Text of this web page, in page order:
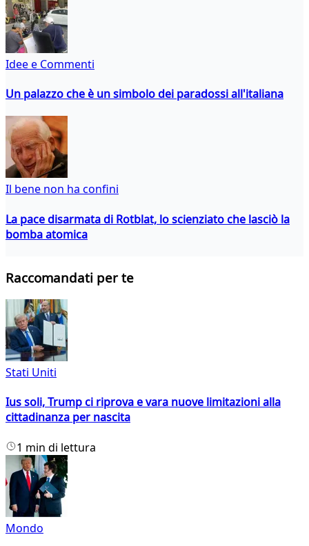
Idee e Commenti
Un palazzo che è un simbolo dei paradossi all'italiana
Il bene non ha confini
La pace disarmata di Rotblat, lo scienziato che lasciò la
bomba atomica
Raccomandati per te
Stati Uniti
Ius soli, Trump ci riprova e vara nuove limitazioni alla
cittadinanza per nascita
1 min di lettura
Mondo